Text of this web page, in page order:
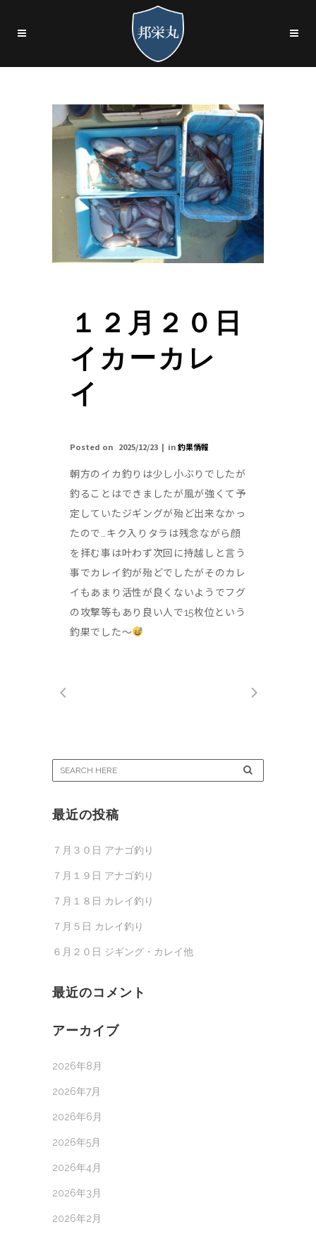
１２月２０日
イカーカレ
イ
Posted on 2025/12/23 in釣果情報
朝方のイカ釣りは少し小ぶりでしたが
釣ることはできましたが風が強くて予
定していたジギングが殆ど出来なかっ
たので…キク入りタラは残念ながら顔
を拝む事は叶わず次回に持越しと言う
事でカレイ釣が殆どでしたがそのカレ
イもあまり活性が良くないようでフグ
の攻撃等もあり良い人で15枚位という
釣果でした〜
最近の投稿
７月３０日 アナゴ釣り
７月１９日 アナゴ釣り
７月１８日 カレイ釣り
７月５日 カレイ釣り
６月２０日 ジギング・カレイ他
最近のコメント
アーカイブ
2026年8月
2026年7月
2026年6月
2026年5月
2026年4月
2026年3月
2026年2月